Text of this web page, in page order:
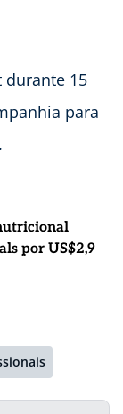
durante 15
para
por US$2,9